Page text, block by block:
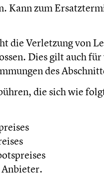
zum
die Verletzung von
Dies gilt auch
des
die sich wie